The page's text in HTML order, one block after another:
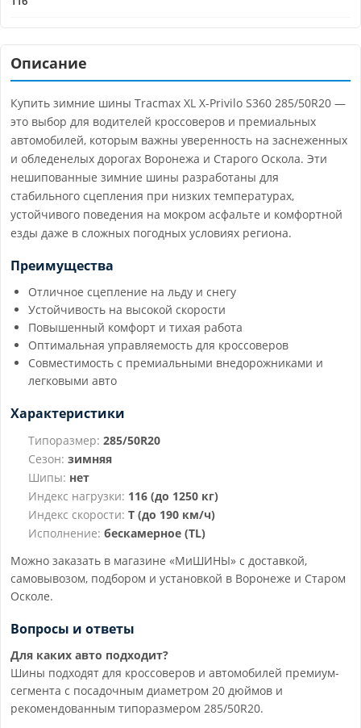
Описание
Купить зимние шины Tracmax XL X-Privilo S360 285/50R20 —
это выбор для водителей кроссоверов и премиальных
автомобилей, которым важны уверенность на заснеженных
и обледенелых дорогах Воронежа и Старого Оскола. Эти
нешипованные зимние шины разработаны для
стабильного сцепления при низких температурах,
устойчивого поведения на мокром асфальте и комфортной
езды даже в сложных погодных условиях региона.
Преимущества
Отличное сцепление на льду и снегу
Устойчивость на высокой скорости
Повышенный комфорт и тихая работа
Оптимальная управляемость для кроссоверов
Совместимость с премиальными внедорожниками и
легковыми авто
Характеристики
Типоразмер: 285/50R20
Сезон: зимняя
Шипы: нет
Индекс нагрузки: 116 (до 1250 кг)
Индекс скорости: T (до 190 км/ч)
Исполнение: бескамерное (TL)
Можно заказать в магазине «МиШИНЫ» с доставкой,
самовывозом, подбором и установкой в Воронеже и Старом
Осколе.
Вопросы и ответы
Для каких авто подходит?
Шины подходят для кроссоверов и автомобилей премиум-
сегмента с посадочным диаметром 20 дюймов и
рекомендованным типоразмером 285/50R20.